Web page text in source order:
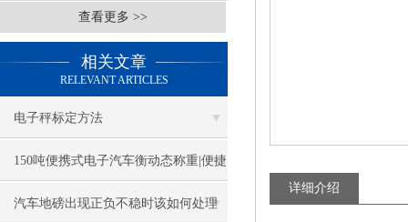
查看更多 >>
相关文章
RELEVANT ARTICLES
电子秤标定方法
150吨便携式电子汽车衡动态称重|便捷
式汽车衡动态介绍
汽车地磅出现正负不稳时该如何处理
详细介绍